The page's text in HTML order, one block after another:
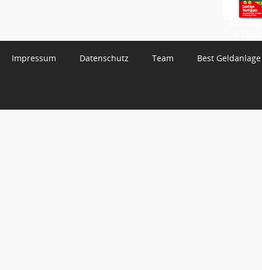
Impressum Datenschutz Team Best Geldanlage